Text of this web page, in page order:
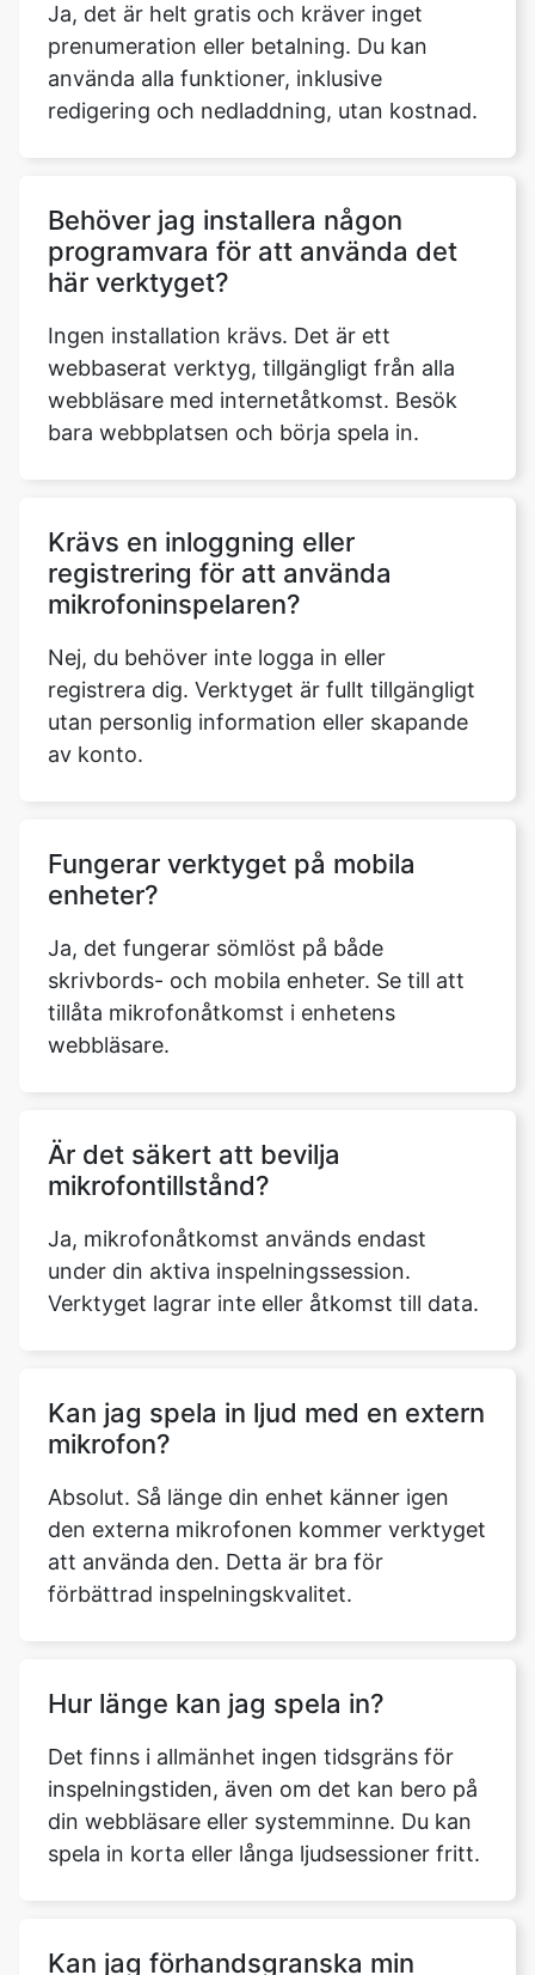
Ja, det är helt gratis och kräver inget
prenumeration eller betalning. Du kan
använda alla funktioner, inklusive
redigering och nedladdning, utan kostnad.
Behöver jag installera någon
programvara för att använda det
här verktyget?
Ingen installation krävs. Det är ett
webbaserat verktyg, tillgängligt från alla
webbläsare med internetåtkomst. Besök
bara webbplatsen och börja spela in.
Krävs en inloggning eller
registrering för att använda
mikrofoninspelaren?
Nej, du behöver inte logga in eller
registrera dig. Verktyget är fullt tillgängligt
utan personlig information eller skapande
av konto.
Fungerar verktyget på mobila
enheter?
Ja, det fungerar sömlöst på både
skrivbords- och mobila enheter. Se till att
tillåta mikrofonåtkomst i enhetens
webbläsare.
Är det säkert att bevilja
mikrofontillstånd?
Ja, mikrofonåtkomst används endast
under din aktiva inspelningssession.
Verktyget lagrar inte eller åtkomst till data.
Kan jag spela in ljud med en extern
mikrofon?
Absolut. Så länge din enhet känner igen
den externa mikrofonen kommer verktyget
att använda den. Detta är bra för
förbättrad inspelningskvalitet.
Hur länge kan jag spela in?
Det finns i allmänhet ingen tidsgräns för
inspelningstiden, även om det kan bero på
din webbläsare eller systemminne. Du kan
spela in korta eller långa ljudsessioner fritt.
Kan jag förhandsgranska min